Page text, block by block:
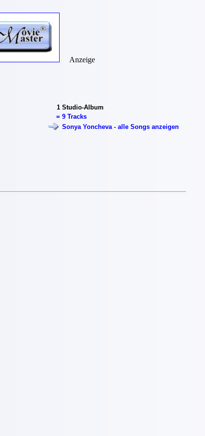
1 Studio-Album
= 9 Tracks
Sonya Yoncheva - alle Songs anzeigen
Anzeige